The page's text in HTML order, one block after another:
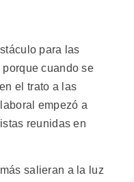
para las
cuando se
el trato a las
empezó a
reunidas en
salieran a la luz